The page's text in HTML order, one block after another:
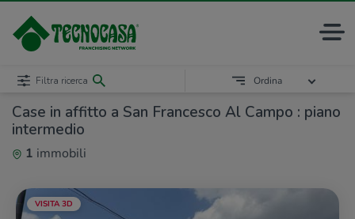
Case in affitto a San Francesco Al Campo : piano
intermedio
1 immobili
Filtra ricerca Ordina
VISITA 3D